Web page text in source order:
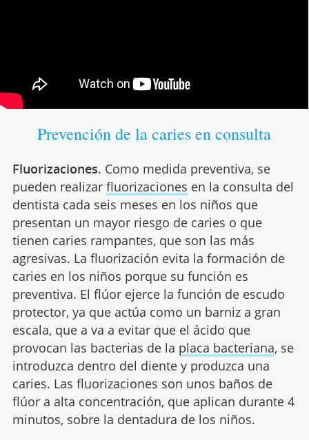
Prevención de la caries en consulta
Fluorizaciones. Como medida preventiva, se
pueden realizar fluorizaciones en la consulta del
dentista cada seis meses en los niños que
presentan un mayor riesgo de caries o que
tienen caries rampantes, que son las más
agresivas. La fluorización evita la formación de
caries en los niños porque su función es
preventiva. El flúor ejerce la función de escudo
protector, ya que actúa como un barniz a gran
escala, que a va a evitar que el ácido que
provocan las bacterias de la placa bacteriana, se
introduzca dentro del diente y produzca una
caries. Las fluorizaciones son unos baños de
flúor a alta concentración, que aplican durante 4
minutos, sobre la dentadura de los niños.